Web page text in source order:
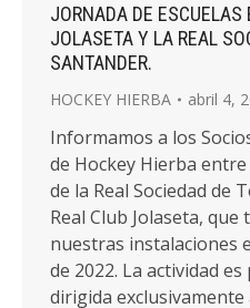
JORNADA DE ESCUELAS
JOLASETA Y LA REAL
SANTANDER.
HOCKEY HIERBA abril 4,
Informamos a los
de Hockey Hierba
de la Real Sociedad de
Real Club Jolaseta,
nuestras instalaciones
de 2022. La actividad
dirigida